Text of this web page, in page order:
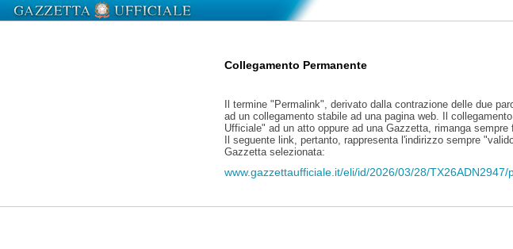
Collegamento Permanente
Il termine "Permalink", derivato dalla contrazione delle due
ad un collegamento stabile ad una pagina web. Il
Ufficiale" ad un atto oppure ad una Gazzetta, rimanga sempre
Il seguente link, pertanto, rappresenta l'indirizzo sempre
Gazzetta selezionata:
www.gazzettaufficiale.it/eli/id/2026/03/28/TX26ADN2947/